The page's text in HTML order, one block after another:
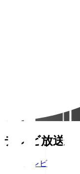
テレビ放送
テレビ